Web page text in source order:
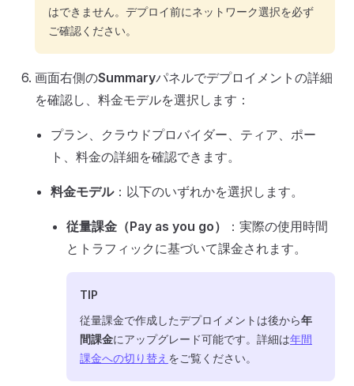
はできません。デプロイ前にネットワーク選択を必ず
ご確認ください。
画面右側のSummaryパネルでデプロイメントの詳細
を確認し、料金モデルを選択します：
プラン、クラウドプロバイダー、ティア、ポー
ト、料金の詳細を確認できます。
料金モデル：以下のいずれかを選択します。
従量課金（Pay as you go）
：実際の使用時間
とトラフィックに基づいて課金されます。
TIP
従量課金で作成したデプロイメントは後から年
間課金にアップグレード可能です。詳細は年間
課金への切り替え をご覧ください。